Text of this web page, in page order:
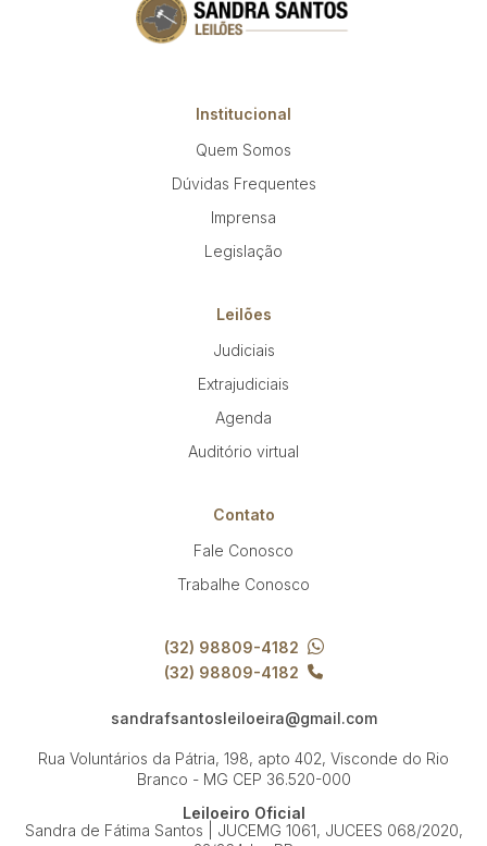
Institucional
Quem Somos
Dúvidas Frequentes
Imprensa
Legislação
Leilões
Judiciais
Extrajudiciais
Agenda
Auditório virtual
Contato
Fale Conosco
Trabalhe Conosco
(32) 98809-4182
(32) 98809-4182
sandrafsantosleiloeira@gmail.com
Rua Voluntários da Pátria, 198, apto 402, Visconde do Rio
Branco - MG CEP 36.520-000
Leiloeiro Oficial
Sandra de Fátima Santos | JUCEMG 1061, JUCEES 068/2020,